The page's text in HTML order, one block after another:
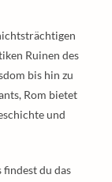
Ruinen des
bis hin zu
Rom bietet
und
du das